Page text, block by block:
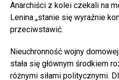
Anarchiści z kolei czekali na
Lenina „stanie się wyraźnie
przeciwstawić.
Nieuchronność wojny
stała się głównym środkiem
różnymi siłami politycznymi.